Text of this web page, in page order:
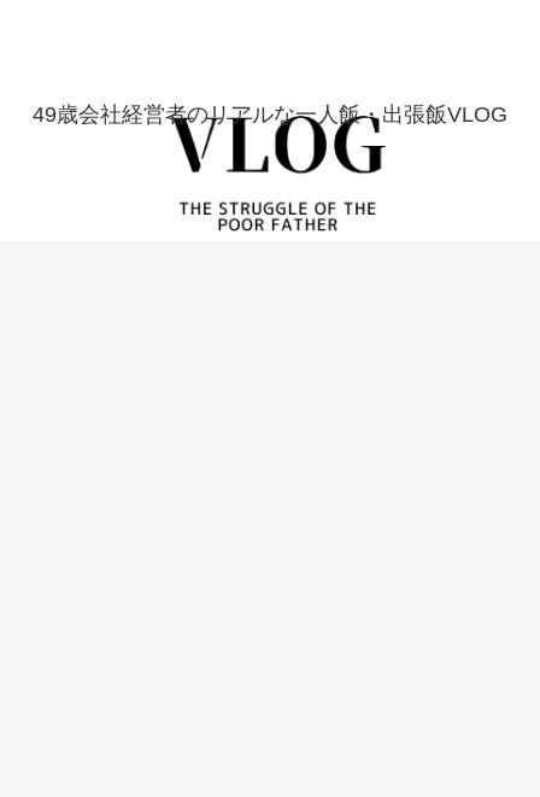
49歳会社経営者のリアルな一人飯・出張飯VLOG